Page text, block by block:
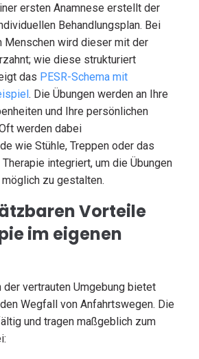
ersten Anamnese erstellt der
Behandlungsplan. Bei
wird dieser mit der
wie diese strukturiert
das PESR-Schema mit
. Die Übungen werden an Ihre
und Ihre persönlichen
werden dabei
wie Stühle, Treppen oder das
integriert, um die Übungen
zu gestalten.
Vorteile
im eigenen
der vertrauten Umgebung bietet
Wegfall von Anfahrtswegen. Die
und tragen maßgeblich zum